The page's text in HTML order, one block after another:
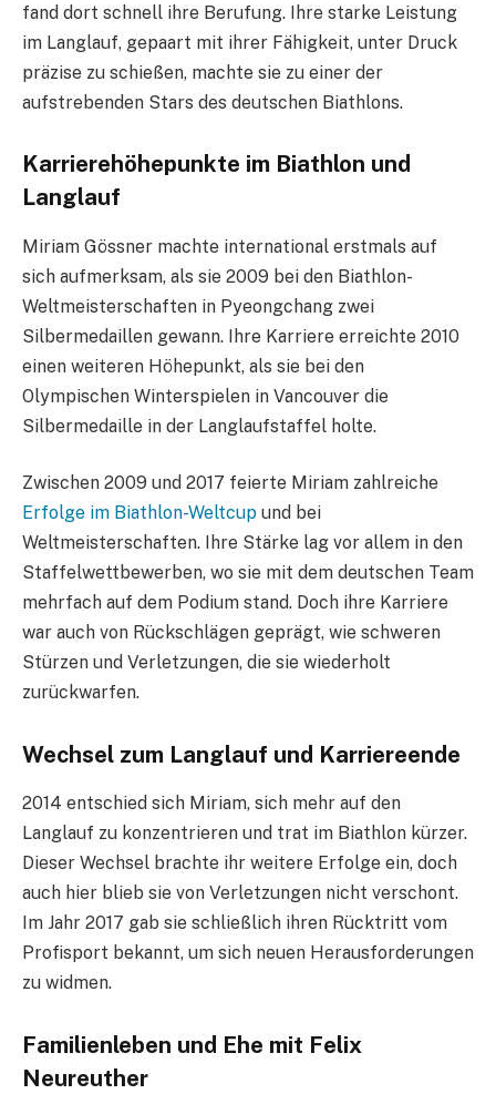
fand dort schnell ihre Berufung. Ihre starke Leistung
im Langlauf, gepaart mit ihrer Fähigkeit, unter Druck
präzise zu schießen, machte sie zu einer der
aufstrebenden Stars des deutschen Biathlons.
Karrierehöhepunkte im Biathlon und
Langlauf
Miriam Gössner machte international erstmals auf
sich aufmerksam, als sie 2009 bei den Biathlon-
Weltmeisterschaften in Pyeongchang zwei
Silbermedaillen gewann. Ihre Karriere erreichte 2010
einen weiteren Höhepunkt, als sie bei den
Olympischen Winterspielen in Vancouver die
Silbermedaille in der Langlaufstaffel holte.
Zwischen 2009 und 2017 feierte Miriam zahlreiche
Erfolge im Biathlon-Weltcup und bei
Weltmeisterschaften. Ihre Stärke lag vor allem in den
Staffelwettbewerben, wo sie mit dem deutschen Team
mehrfach auf dem Podium stand. Doch ihre Karriere
war auch von Rückschlägen geprägt, wie schweren
Stürzen und Verletzungen, die sie wiederholt
zurückwarfen.
Wechsel zum Langlauf und Karriereende
2014 entschied sich Miriam, sich mehr auf den
Langlauf zu konzentrieren und trat im Biathlon kürzer.
Dieser Wechsel brachte ihr weitere Erfolge ein, doch
auch hier blieb sie von Verletzungen nicht verschont.
Im Jahr 2017 gab sie schließlich ihren Rücktritt vom
Profisport bekannt, um sich neuen Herausforderungen
zu widmen.
Familienleben und Ehe mit Felix
Neureuther